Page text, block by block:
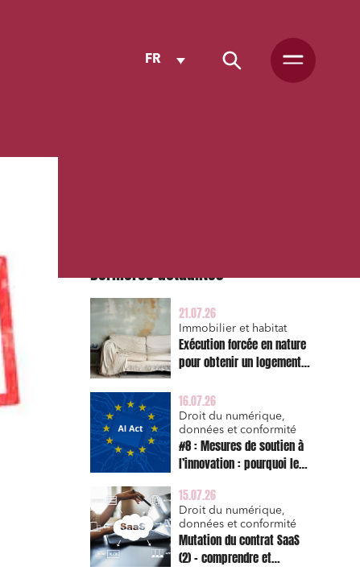
FR
Dernières actualités
21.07.26
Immobilier et habitat
Exécution forcée en nature
pour obtenir un logement
triennale de l’action en
réparation
16.07.26
Droit du numérique,
données et conformité
#8 : Mesures de soutien à
l’innovation : pourquoi le
est d’abord un sujet de
risque juridique
15.07.26
Droit du numérique,
données et conformité
Mutation du contrat SaaS
(2) – comprendre et